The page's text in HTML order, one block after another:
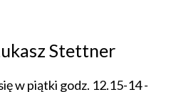
Stettner
w piątki godz. 12.15-14 -